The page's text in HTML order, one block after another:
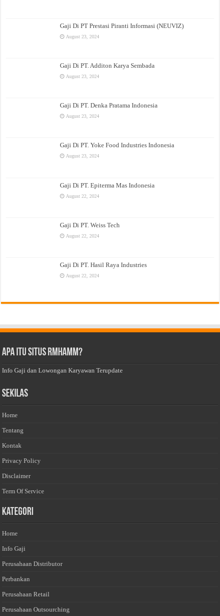
Gaji Di PT Prestasi Piranti Informasi (NEUVIZ)
August 23, 2024
Gaji Di PT. Additon Karya Sembada
August 23, 2024
Gaji Di PT. Denka Pratama Indonesia
August 23, 2024
Gaji Di PT. Yoke Food Industries Indonesia
August 23, 2024
Gaji Di PT. Epiterma Mas Indonesia
August 22, 2024
Gaji Di PT. Weiss Tech
August 22, 2024
Gaji Di PT. Hasil Raya Industries
August 22, 2024
Apa Itu Situs Rmhamm?
Info Gaji dan Lowongan Karyawan Terupdate
Sekilas
Home
Tentang
Kontak
Privacy Policy
Disclaimer
Term Of Service
Kategori
Home
Info Gaji
Perusahaan Distributor
Perbankan
Perusahaan Retail
Perusahaan Outsourching